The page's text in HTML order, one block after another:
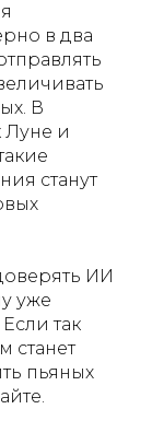
в два
В
Луне и
станут
ИИ
уже
так
станет
пьяных